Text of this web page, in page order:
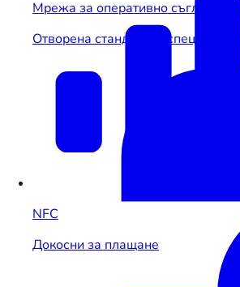
Мрежа за оперативно
Отворена стандартна
NFC
Докосни за плащане